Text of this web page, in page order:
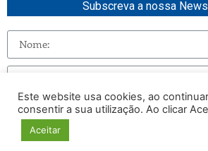
Subscreva a nossa
Enviar
Este website usa cookies, ao
consentir a sua utilização. Ao clicar
Aceitar